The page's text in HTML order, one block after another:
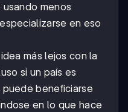
menos
en eso
más lejos con la
si un país es
beneficiarse
en lo que hace